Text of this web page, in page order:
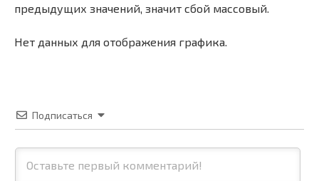
предыдущих значений, значит сбой массовый.
Нет данных для отображения графика.
Подписаться